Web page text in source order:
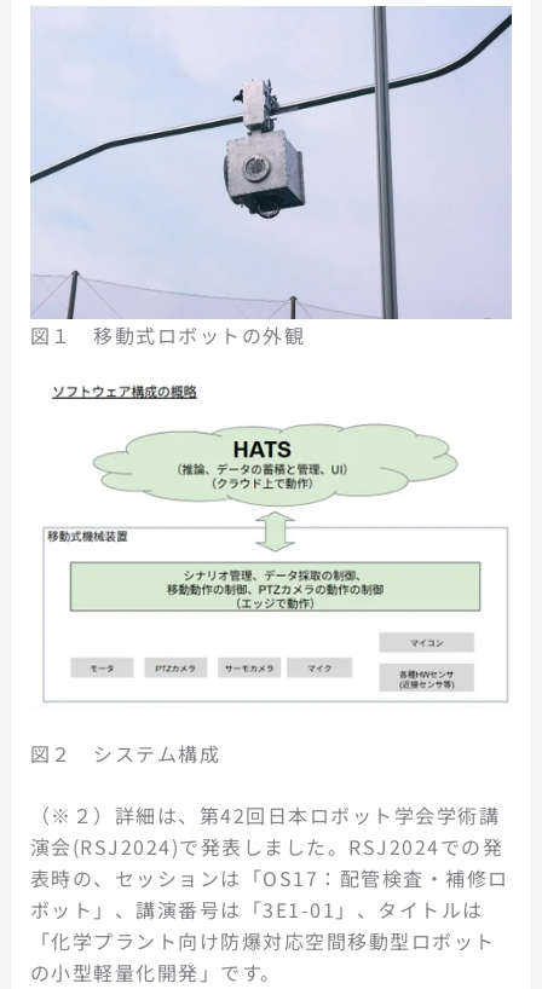
図１ 移動式ロボットの外観
図２ システム構成
（※２）詳細は、第42回日本ロボット学会学術講
演会(RSJ2024)で発表しました。RSJ2024での発
表時の、セッションは「OS17：配管検査・補修ロ
ボット」、講演番号は「3E1-01」、タイトルは
「化学プラント向け防爆対応空間移動型ロボット
の小型軽量化開発」です。